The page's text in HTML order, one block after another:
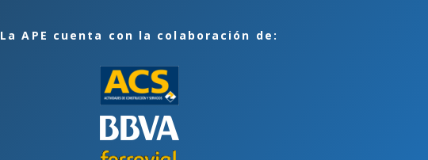
La APE cuenta con la colaboración de: